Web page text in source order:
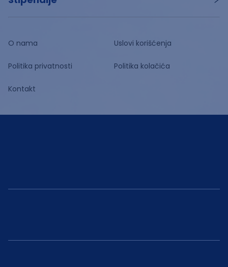
O nama Uslovi korišćenja
Politika privatnosti Politika kolačića
Kontakt